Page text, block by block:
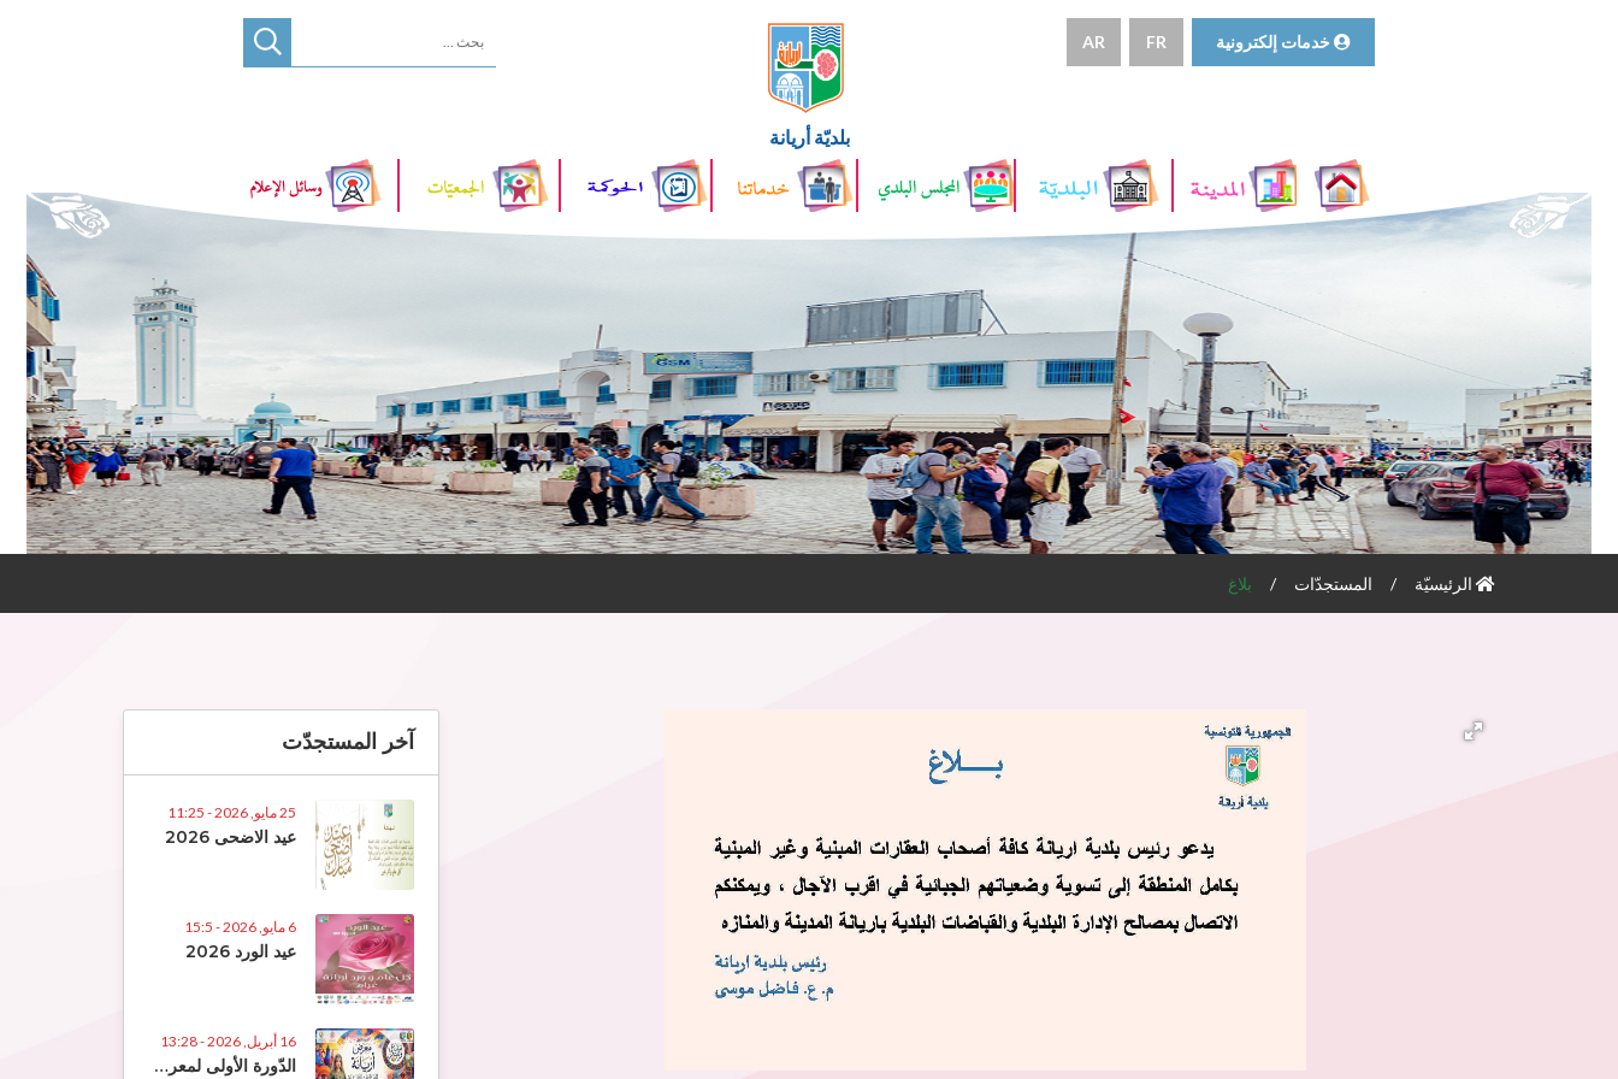
بلديّة أريانة
خدمات إلكترونية FR
AR
الرئيسيّة المستجدّات بلاغ
آخر المستجدّت
25 مايو, 2026 - 11:25
عيد الاضحى 2026
6 مايو, 2026 - 15:5
عيد الورد 2026
16 أبريل, 2026 - 13:28
الدّورة الأولى لمعرض الصّناعات التّقلييديّة